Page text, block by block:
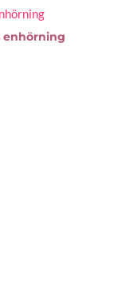
enhörning